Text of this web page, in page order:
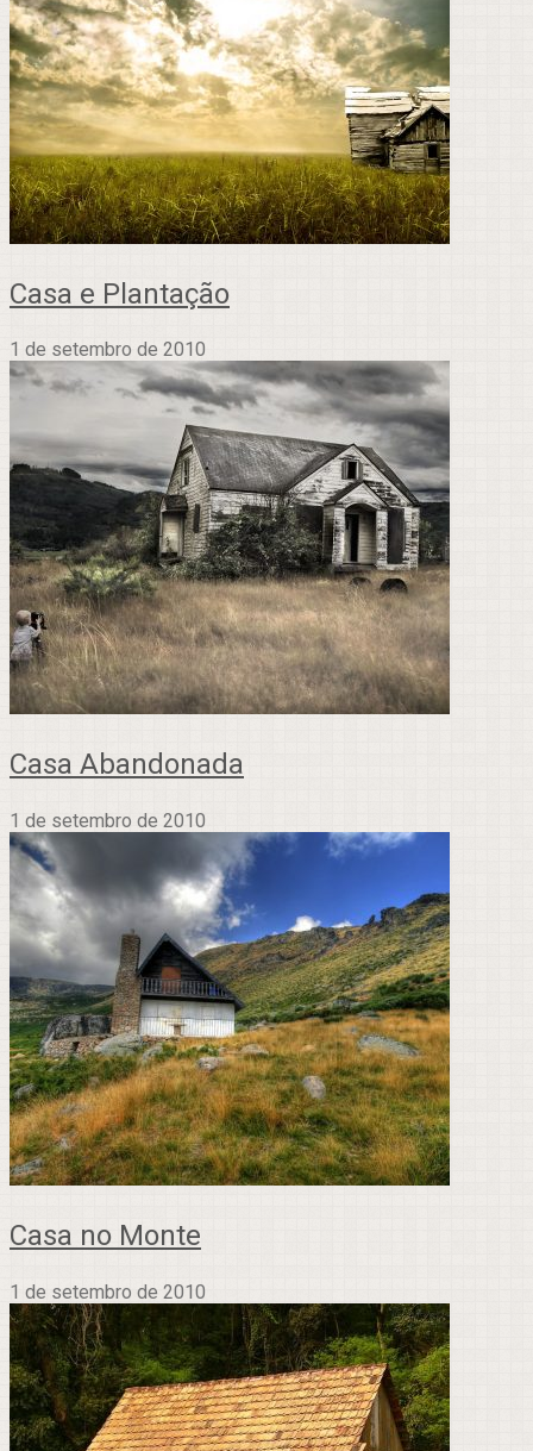
Casa e Plantação
1 de setembro de 2010
Casa Abandonada
1 de setembro de 2010
Casa no Monte
1 de setembro de 2010